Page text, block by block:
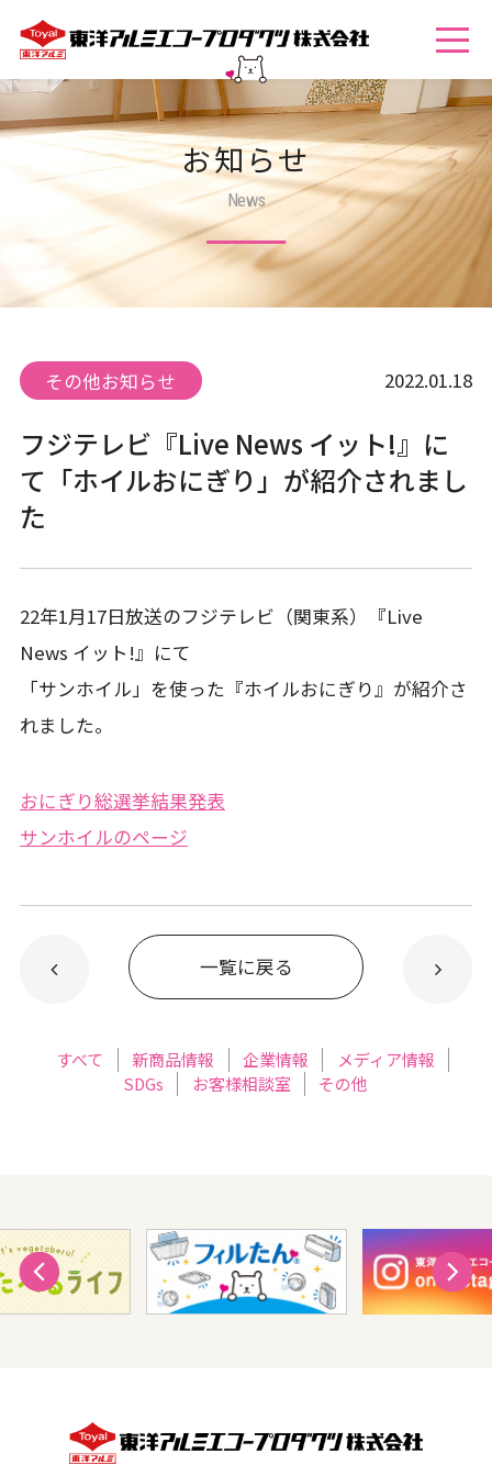
お知らせ
News
その他お知らせ 2022.01.18
フジテレビ『Live News イット!』に
て「ホイルおにぎり」が紹介されまし
た
22年1月17日放送のフジテレビ（関東系）『Live
News イット!』にて
「サンホイル」を使った『ホイルおにぎり』が紹介さ
れました。
おにぎり総選挙結果発表
サンホイルのページ
一覧に戻る
すべて 新商品情報 企業情報
メディア情報
SDGs
お客様相談室 その他